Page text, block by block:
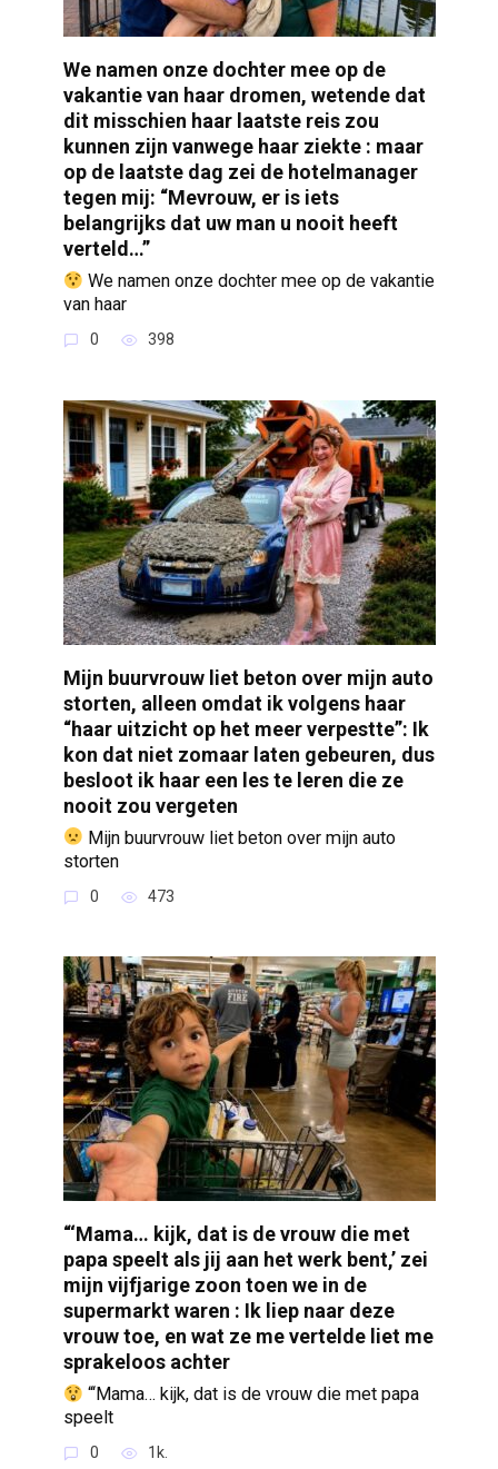
We namen onze dochter mee op de
vakantie van haar dromen, wetende dat
dit misschien haar laatste reis zou
kunnen zijn vanwege haar ziekte : maar
op de laatste dag zei de hotelmanager
tegen mij: “Mevrouw, er is iets
belangrijks dat uw man u nooit heeft
verteld…”
We namen onze dochter mee op de vakantie
van haar
0 398
Mijn buurvrouw liet beton over mijn auto
storten, alleen omdat ik volgens haar
“haar uitzicht op het meer verpestte”: Ik
kon dat niet zomaar laten gebeuren, dus
besloot ik haar een les te leren die ze
nooit zou vergeten
Mijn buurvrouw liet beton over mijn auto
storten
0 473
“‘Mama… kijk, dat is de vrouw die met
papa speelt als jij aan het werk bent,’ zei
mijn vijfjarige zoon toen we in de
supermarkt waren : Ik liep naar deze
vrouw toe, en wat ze me vertelde liet me
sprakeloos achter
“‘Mama… kijk, dat is de vrouw die met papa
speelt
0 1k.